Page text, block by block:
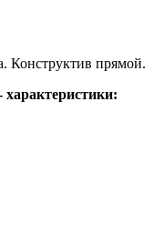
Конструктив прямой.